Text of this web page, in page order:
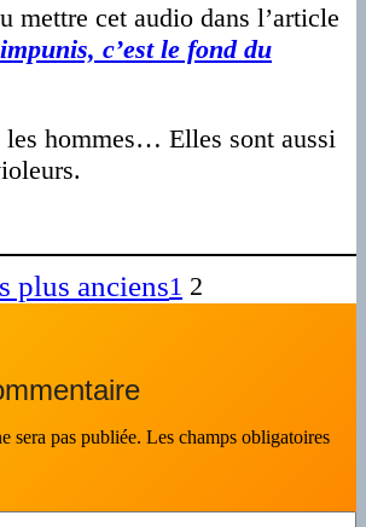
mettre cet audio dans l’article
c’est le fond du
les hommes… Elles sont aussi
plus anciens1 2
sera pas publiée. Les champs obligatoires